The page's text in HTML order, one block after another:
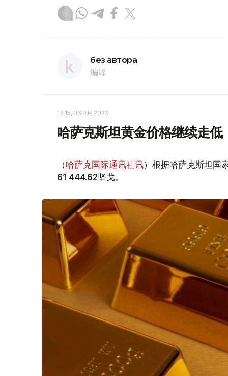
без автора
编译
17:15, 06 8月 2026
哈萨克斯坦黄金价格继续走低
（哈萨克国际通讯社讯）根据哈萨克斯坦国
61 444.62坚戈。